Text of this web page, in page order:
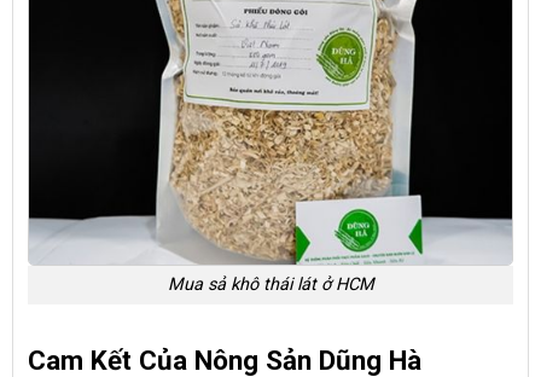
Mua sả khô thái lát ở HCM
Cam Kết Của Nông Sản Dũng Hà